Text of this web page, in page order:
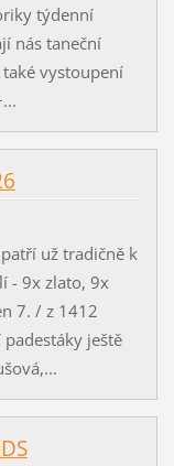
týdenní
nás taneční
vystoupení
už tradičně k
- 9x zlato, 9x
7. / z 1412
ještě